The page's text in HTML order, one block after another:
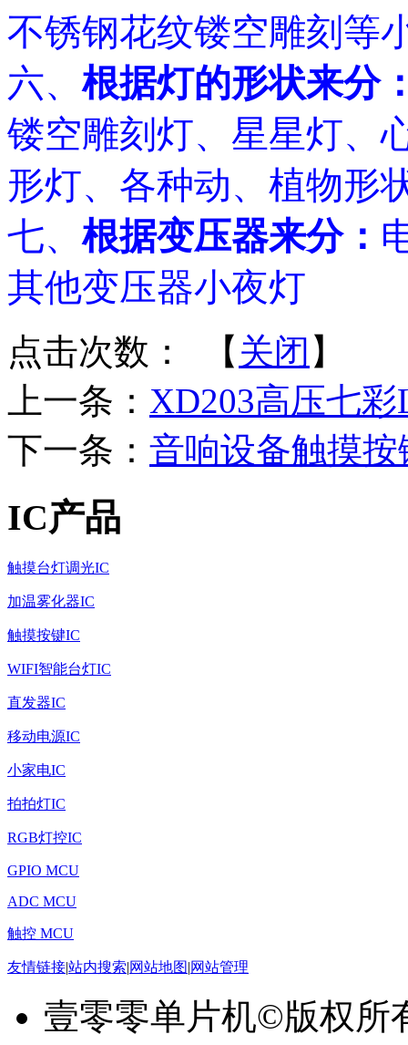
不锈钢花纹镂空雕刻等
六、根据灯的形状来分
镂空雕刻灯、星星灯、
形灯、各种动、植物形
七、根据变压器来分：
其他变压器小夜灯
点击次数： 【 关闭 】
上一条： XD203高压七
下一条： 音响设备触摸按
IC产品
触摸台灯调光IC
加温雾化器IC
触摸按键IC
WIFI智能台灯IC
直发器IC
移动电源IC
小家电IC
拍拍灯IC
RGB灯控IC
GPIO MCU
ADC MCU
触控 MCU
友情链接站内搜索 网站地图 网站管理
壹零零单片机©版权所